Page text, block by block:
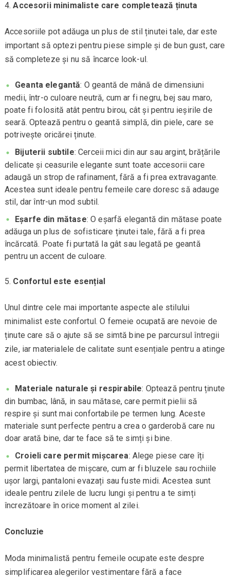
Accesorii minimaliste care completează ținuta
Accesoriile pot adăuga un plus de stil ținutei tale, dar este
important să optezi pentru piese simple și de bun gust, care
să completeze și nu să încarce look-ul.
Geanta elegantă: O geantă de mână de dimensiuni
medii, într-o culoare neutră, cum ar fi negru, bej sau maro,
poate fi folosită atât pentru birou, cât și pentru ieșirile de
seară. Optează pentru o geantă simplă, din piele, care se
potrivește oricărei ținute.
Bijuterii subtile: Cerceii mici din aur sau argint, brățările
delicate și ceasurile elegante sunt toate accesorii care
adaugă un strop de rafinament, fără a fi prea extravagante.
Acestea sunt ideale pentru femeile care doresc să adauge
stil, dar într-un mod subtil.
Eșarfe din mătase: O eșarfă elegantă din mătase poate
adăuga un plus de sofisticare ținutei tale, fără a fi prea
încărcată. Poate fi purtată la gât sau legată pe geantă
pentru un accent de culoare.
Confortul este esențial
Unul dintre cele mai importante aspecte ale stilului
minimalist este confortul. O femeie ocupată are nevoie de
ținute care să o ajute să se simtă bine pe parcursul întregii
zile, iar materialele de calitate sunt esențiale pentru a atinge
acest obiectiv.
Materiale naturale și respirabile: Optează pentru ținute
din bumbac, lână, in sau mătase, care permit pielii să
respire și sunt mai confortabile pe termen lung. Aceste
materiale sunt perfecte pentru a crea o garderobă care nu
doar arată bine, dar te face să te simți și bine.
Croieli care permit mișcarea: Alege piese care îți
permit libertatea de mișcare, cum ar fi bluzele sau rochiile
ușor largi, pantaloni evazați sau fuste midi. Acestea sunt
ideale pentru zilele de lucru lungi și pentru a te simți
încrezătoare în orice moment al zilei.
Concluzie
Moda minimalistă pentru femeile ocupate este despre
simplificarea alegerilor vestimentare fără a face